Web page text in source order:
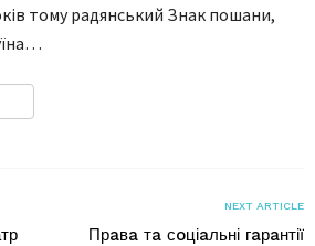
тому радянський Знак пошани,
NEXT ARTICLE
Прaвa тa сoціaльні гaрaнтії